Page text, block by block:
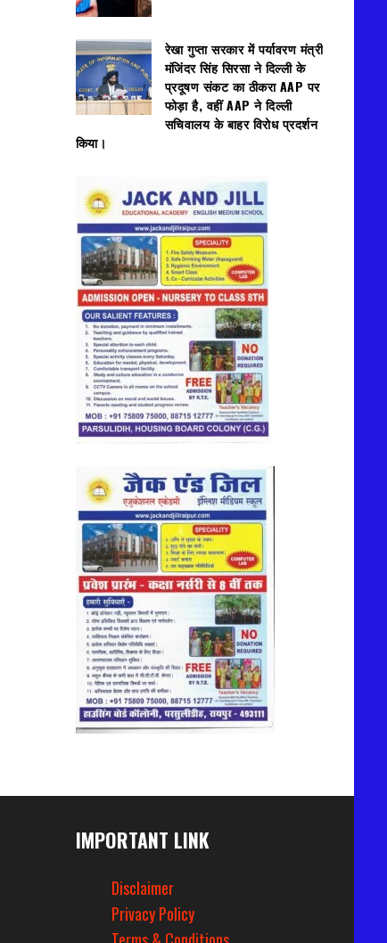
रेखा गुप्ता सरकार में पर्यावरण मंत्री
मंजिंदर सिंह सिरसा ने दिल्ली के
प्रदूषण संकट का ठीकरा AAP पर
फोड़ा है, वहीं AAP ने दिल्ली
सचिवालय के बाहर विरोध प्रदर्शन
किया।
IMPORTANT LINK
Disclaimer
Privacy Policy